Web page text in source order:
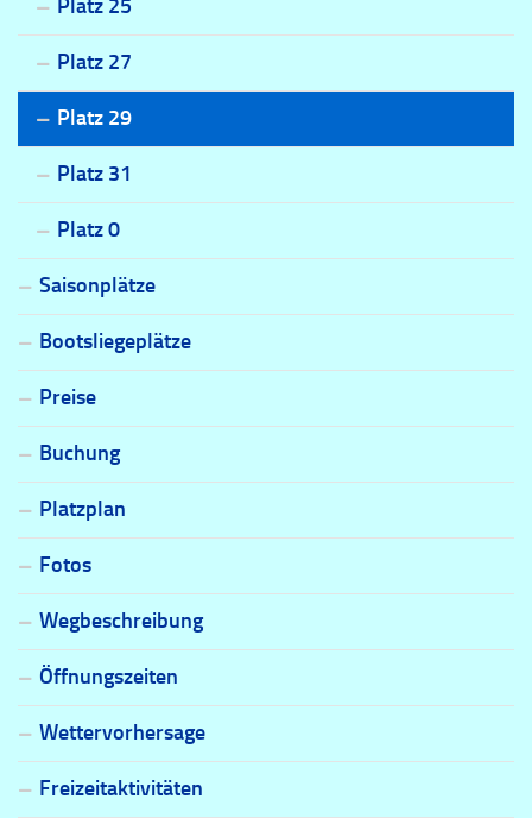
Platz 27
Platz 29
Platz 31
Platz 0
Saisonplätze
Bootsliegeplätze
Preise
Buchung
Platzplan
Fotos
Wegbeschreibung
Öffnungszeiten
Wettervorhersage
Freizeitaktivitäten